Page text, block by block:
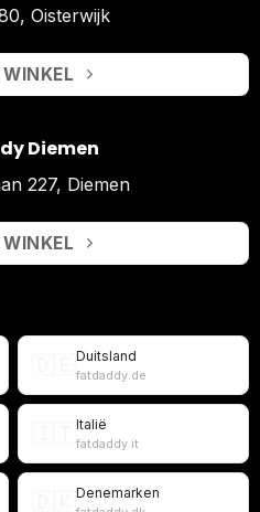
Oisterwijk
Diemen
227, Diemen
Duitsland
fatdaddy.de
Italië
fatdaddy.it
Denemarken